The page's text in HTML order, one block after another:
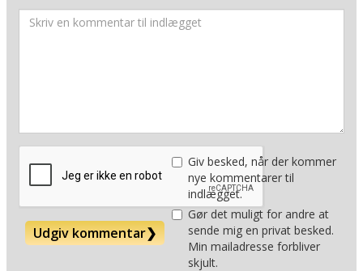
Udgiv kommentar❯
Giv besked, når der kommer
nye kommentarer til
indlægget.
Gør det muligt for andre at
sende mig en privat besked.
Min mailadresse forbliver
skjult.